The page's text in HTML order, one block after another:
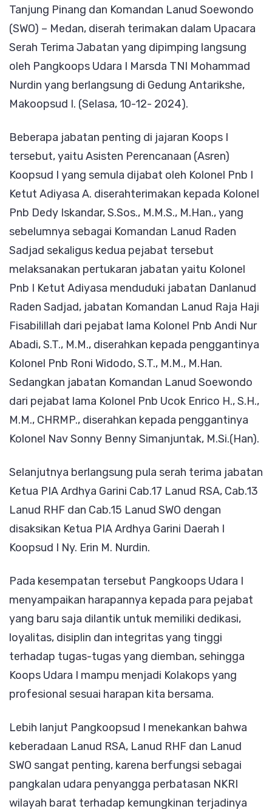
I
dan
Tiga
Tanjung Pinang dan Komandan Lanud Soewondo
(SWO) – Medan, diserah terimakan dalam Upacara
Serah Terima Jabatan yang dipimping langsung
oleh Pangkoops Udara I Marsda TNI Mohammad
Nurdin yang berlangsung di Gedung Antarikshe,
Makoopsud I. (Selasa, 10-12- 2024).
Beberapa jabatan penting di jajaran Koops I
tersebut, yaitu Asisten Perencanaan (Asren)
Koopsud I yang semula dijabat oleh Kolonel Pnb I
Ketut Adiyasa A. diserahterimakan kepada Kolonel
Pnb Dedy Iskandar, S.Sos., M.M.S., M.Han., yang
sebelumnya sebagai Komandan Lanud Raden
Sadjad sekaligus kedua pejabat tersebut
melaksanakan pertukaran jabatan yaitu Kolonel
Pnb I Ketut Adiyasa menduduki jabatan Danlanud
Raden Sadjad, jabatan Komandan Lanud Raja Haji
Fisabilillah dari pejabat lama Kolonel Pnb Andi Nur
Abadi, S.T., M.M., diserahkan kepada penggantinya
Kolonel Pnb Roni Widodo, S.T., M.M., M.Han.
Sedangkan jabatan Komandan Lanud Soewondo
dari pejabat lama Kolonel Pnb Ucok Enrico H., S.H.,
M.M., CHRMP., diserahkan kepada penggantinya
Kolonel Nav Sonny Benny Simanjuntak, M.Si.(Han).
Selanjutnya berlangsung pula serah terima jabatan
Ketua PIA Ardhya Garini Cab.17 Lanud RSA, Cab.13
Lanud RHF dan Cab.15 Lanud SWO dengan
disaksikan Ketua PIA Ardhya Garini Daerah I
Koopsud I Ny. Erin M. Nurdin.
Pada kesempatan tersebut Pangkoops Udara I
menyampaikan harapannya kepada para pejabat
yang baru saja dilantik untuk memiliki dedikasi,
loyalitas, disiplin dan integritas yang tinggi
terhadap tugas-tugas yang diemban, sehingga
Koops Udara I mampu menjadi Kolakops yang
profesional sesuai harapan kita bersama.
Lebih lanjut Pangkoopsud I menekankan bahwa
keberadaan Lanud RSA, Lanud RHF dan Lanud
SWO sangat penting, karena berfungsi sebagai
pangkalan udara penyangga perbatasan NKRI
wilayah barat terhadap kemungkinan terjadinya